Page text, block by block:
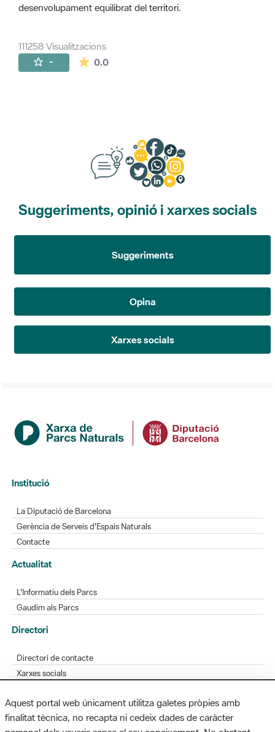
desenvolupament equilibrat del territori.
111258 Visualitzacions
- 0.0La mitjana de les valoracions és de 0
Suggeriments, opinió i xarxes socials
Suggeriments
Opina
Xarxes socials
Institució
La Diputació de Barcelona
Gerència de Serveis d'Espais Naturals
Contacte
Actualitat
L'Informatiu dels Parcs
Gaudim als Parcs
Directori
Directori de contacte
Xarxes socials
Bústia de suggeriments
Opineu sobre els parcs
Aquest portal web únicament utilitza galetes pròpies amb
finalitat tècnica, no recapta ni cedeix dades de caràcter